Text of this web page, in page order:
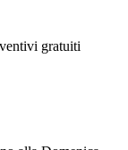
gratuiti